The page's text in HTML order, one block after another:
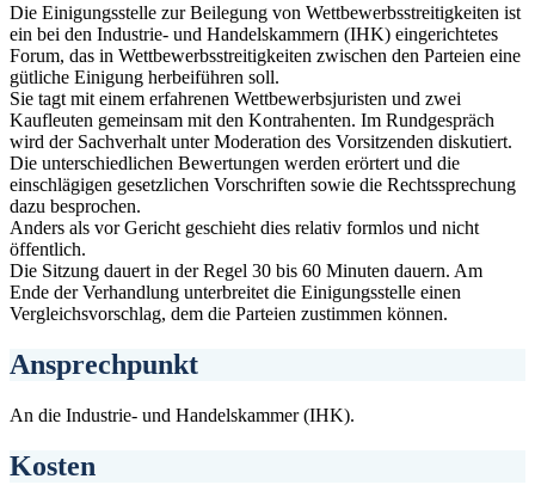
Die Einigungsstelle zur Beilegung von Wettbewerbsstreitigkeiten ist
ein bei den Industrie- und Handelskammern (IHK) eingerichtetes
Forum, das in Wettbewerbsstreitigkeiten zwischen den Parteien eine
gütliche Einigung herbeiführen soll.
Sie tagt mit einem erfahrenen Wettbewerbsjuristen und zwei
Kaufleuten gemeinsam mit den Kontrahenten. Im Rundgespräch
wird der Sachverhalt unter Moderation des Vorsitzenden diskutiert.
Die unterschiedlichen Bewertungen werden erörtert und die
einschlägigen gesetzlichen Vorschriften sowie die Rechtssprechung
dazu besprochen.
Anders als vor Gericht geschieht dies relativ formlos und nicht
öffentlich.
Die Sitzung dauert in der Regel 30 bis 60 Minuten dauern. Am
Ende der Verhandlung unterbreitet die Einigungsstelle einen
Vergleichsvorschlag, dem die Parteien zustimmen können.
Ansprechpunkt
An die Industrie- und Handelskammer (IHK).
Kosten